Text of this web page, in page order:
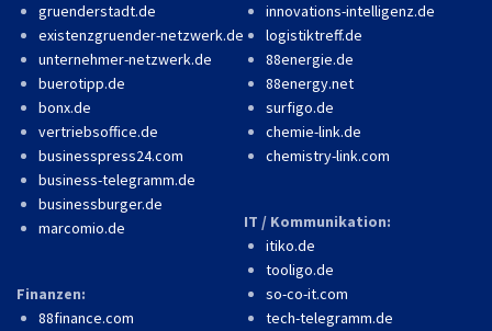
gruenderstadt.de
existenzgruender-netzwerk.de
unternehmer-netzwerk.de
buerotipp.de
bonx.de
vertriebsoffice.de
businesspress24.com
business-telegramm.de
businessburger.de
marcomio.de
Finanzen:
88finance.com
innovations-intelligenz.de
logistiktreff.de
88energie.de
88energy.net
surfigo.de
chemie-link.de
chemistry-link.com
IT / Kommunikation:
itiko.de
tooligo.de
so-co-it.com
tech-telegramm.de